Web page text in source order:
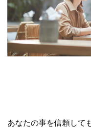
あなたの事を信頼して